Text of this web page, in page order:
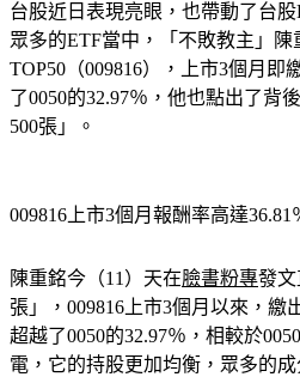
台股近日表現亮眼，也帶動了台
眾多的ETF當中，「不敗教主」
TOP50（009816），上市3個月即
了0050的32.97％，他也點出了背
500張」。
009816上市3個月報酬率高達36.81
陳重銘今（11）天在臉書粉專發文
張」，009816上市3個月以來，繳
超越了0050的32.97％，相較於
電，它的持股更加均衡，眾多的